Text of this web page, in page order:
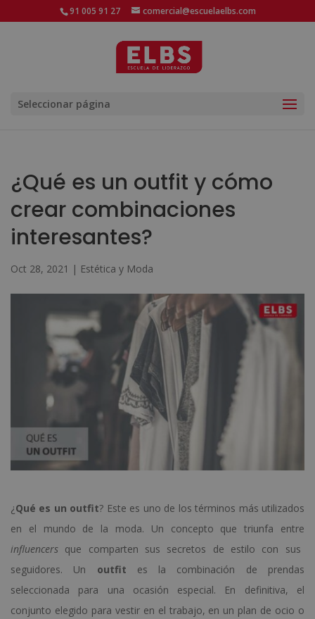
91 005 91 27 comercial@escuelaelbs.com
Seleccionar página
¿Qué es un outfit y cómo
crear combinaciones
interesantes?
Oct 28, 2021 | Estética y Moda
¿Qué es un outfit? Este es uno de los términos más utilizados
en el mundo de la moda. Un concepto que triunfa entre
influencers que comparten sus secretos de estilo con sus
seguidores. Un outfit es la combinación de prendas
seleccionada para una ocasión especial. En definitiva, el
conjunto elegido para vestir en el trabajo, en un plan de ocio o